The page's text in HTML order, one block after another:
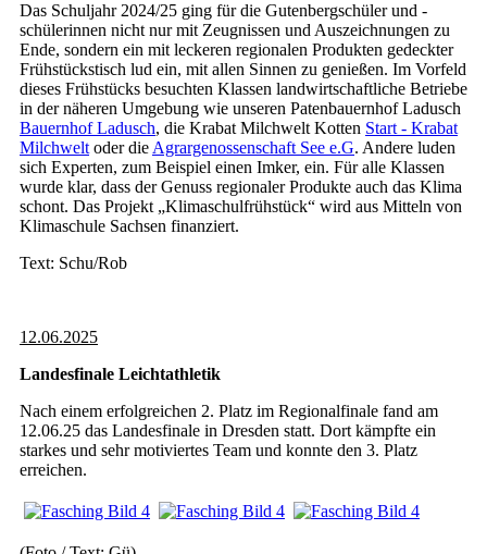
Das Schuljahr 2024/25 ging für die Gutenbergschüler und -
schülerinnen nicht nur mit Zeugnissen und Auszeichnungen zu
Ende, sondern ein mit leckeren regionalen Produkten gedeckter
Frühstückstisch lud ein, mit allen Sinnen zu genießen. Im Vorfeld
dieses Frühstücks besuchten Klassen landwirtschaftliche Betriebe
in der näheren Umgebung wie unseren Patenbauernhof Ladusch
Bauernhof Ladusch, die Krabat Milchwelt Kotten Start - Krabat
Milchwelt oder die Agrargenossenschaft See e.G. Andere luden
sich Experten, zum Beispiel einen Imker, ein. Für alle Klassen
wurde klar, dass der Genuss regionaler Produkte auch das Klima
schont. Das Projekt „Klimaschulfrühstück“ wird aus Mitteln von
Klimaschule Sachsen finanziert.
Text: Schu/Rob
12.06.2025
Landesfinale Leichtathletik
Nach einem erfolgreichen 2. Platz im Regionalfinale fand am
12.06.25 das Landesfinale in Dresden statt. Dort kämpfte ein
starkes und sehr motiviertes Team und konnte den 3. Platz
erreichen.